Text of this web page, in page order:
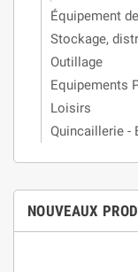
Équipement
Stockage,
Outillage
Equipements
Loisirs
Quincaillerie -
NOUVEAUX